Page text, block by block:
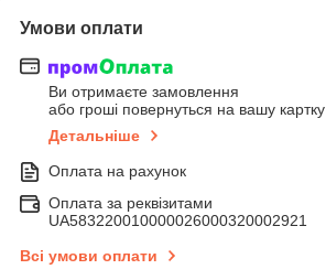
Умови оплати
Ви отримаєте замовлення
або гроші повернуться на вашу картку
Детальніше
Оплата на рахунок
Оплата за реквізитами
UA583220010000026000320002921
Всі умови оплати